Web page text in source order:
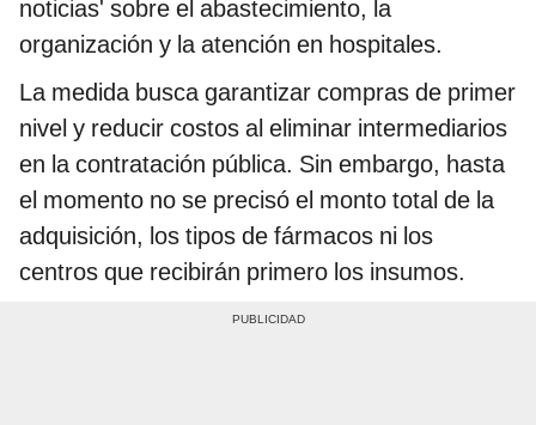
noticias' sobre el abastecimiento, la
organización y la atención en hospitales.
La medida busca garantizar compras de primer
nivel y reducir costos al eliminar intermediarios
en la contratación pública. Sin embargo, hasta
el momento no se precisó el monto total de la
adquisición, los tipos de fármacos ni los
centros que recibirán primero los insumos.